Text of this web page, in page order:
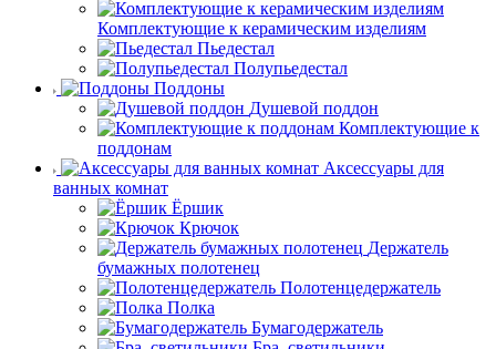
Комплектующие к керамическим изделиям
Пьедестал
Полупьедестал
Поддоны
Душевой поддон
Комплектующие к
поддонам
Аксессуары для
ванных комнат
Ёршик
Крючок
Держатель
бумажных полотенец
Полотенцедержатель
Полка
Бумагодержатель